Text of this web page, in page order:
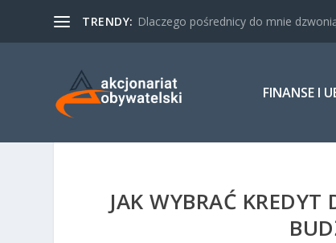
TRENDY: Dlaczego pośrednicy do mnie
FINANSE I
JAK WYBRAĆ